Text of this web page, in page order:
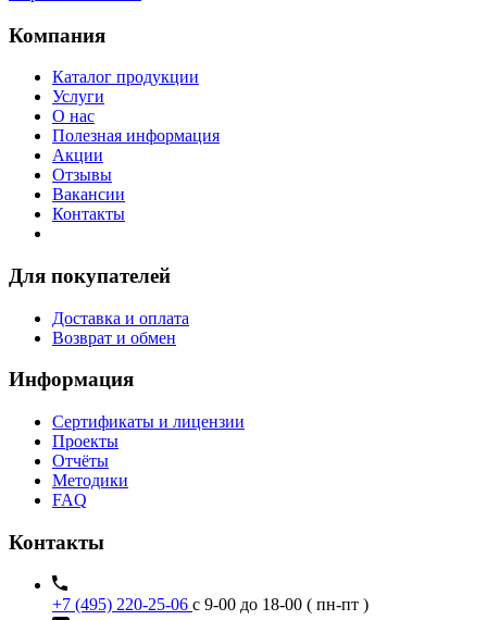
Компания
Каталог продукции
Услуги
О нас
Полезная информация
Акции
Отзывы
Вакансии
Контакты
Для покупателей
Доставка и оплата
Возврат и обмен
Информация
Сертификаты и лицензии
Проекты
Отчёты
Методики
FAQ
Контакты
+7 (495) 220-25-06 с 9-00 до 18-00 ( пн-пт )